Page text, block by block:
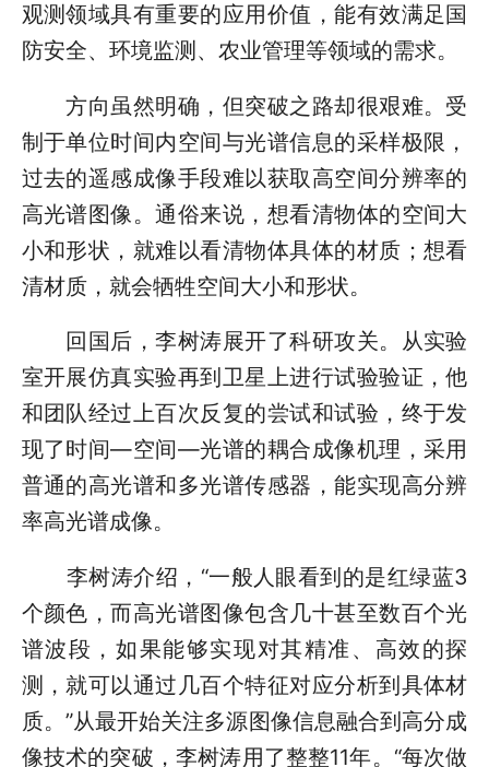
观测领域具有重要的应用价值，能有效满足国
防安全、环境监测、农业管理等领域的需求。
方向虽然明确，但突破之路却很艰难。受
制于单位时间内空间与光谱信息的采样极限，
过去的遥感成像手段难以获取高空间分辨率的
高光谱图像。通俗来说，想看清物体的空间大
小和形状，就难以看清物体具体的材质；想看
清材质，就会牺牲空间大小和形状。
回国后，李树涛展开了科研攻关。从实验
室开展仿真实验再到卫星上进行试验验证，他
和团队经过上百次反复的尝试和试验，终于发
现了时间—空间—光谱的耦合成像机理，采用
普通的高光谱和多光谱传感器，能实现高分辨
率高光谱成像。
李树涛介绍，“一般人眼看到的是红绿蓝3
个颜色，而高光谱图像包含几十甚至数百个光
谱波段，如果能够实现对其精准、高效的探
测，就可以通过几百个特征对应分析到具体材
质。”从最开始关注多源图像信息融合到高分成
像技术的突破，李树涛用了整整11年。“每次做